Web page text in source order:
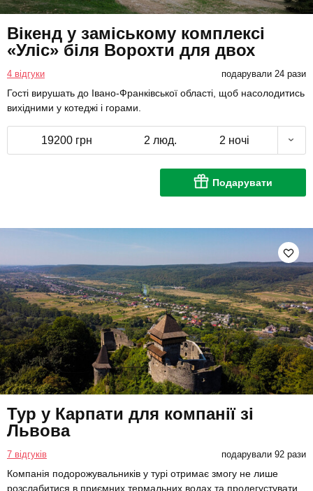
Вікенд у заміському комплексі
«Уліс» біля Ворохти для двох
4 відгуки подарували 24 рази
Гості вирушать до Івано-Франківської області, щоб насолодитись
вихідними у котеджі і горами.
19200 грн 2 люд. 2 ночі
Подарувати
Тур у Карпати для компанії зі
Львова
7 відгуків подарували 92 рази
Компанія подорожувальників у турі отримає змогу не лише
розслабитися в приємних термальних водах та продегустувати